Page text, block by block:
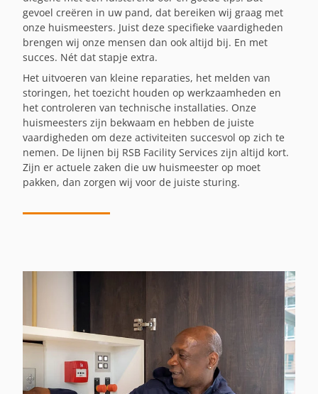
gevoel creëren in uw pand, dat bereiken wij graag met
onze huismeesters. Juist deze specifieke vaardigheden
brengen wij onze mensen dan ook altijd bij. En met
succes. Nét dat stapje extra.
Het uitvoeren van kleine reparaties, het melden van
storingen, het toezicht houden op werkzaamheden en
het controleren van technische installaties. Onze
huismeesters zijn bekwaam en hebben de juiste
vaardigheden om deze activiteiten succesvol op zich te
nemen. De lijnen bij RSB Facility Services zijn altijd kort.
Zijn er actuele zaken die uw huismeester op moet
pakken, dan zorgen wij voor de juiste sturing.